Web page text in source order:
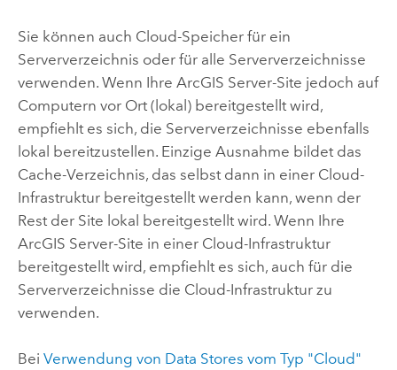
Sie können auch Cloud-Speicher für ein
Serververzeichnis oder für alle Serververzeichnisse
verwenden. Wenn Ihre ArcGIS Server-Site jedoch auf
Computern vor Ort (lokal) bereitgestellt wird,
empfiehlt es sich, die Serververzeichnisse ebenfalls
lokal bereitzustellen. Einzige Ausnahme bildet das
Cache-Verzeichnis, das selbst dann in einer Cloud-
Infrastruktur bereitgestellt werden kann, wenn der
Rest der Site lokal bereitgestellt wird. Wenn Ihre
ArcGIS Server-Site in einer Cloud-Infrastruktur
bereitgestellt wird, empfiehlt es sich, auch für die
Serververzeichnisse die Cloud-Infrastruktur zu
verwenden.
Bei Verwendung von Data Stores vom Typ "Cloud"